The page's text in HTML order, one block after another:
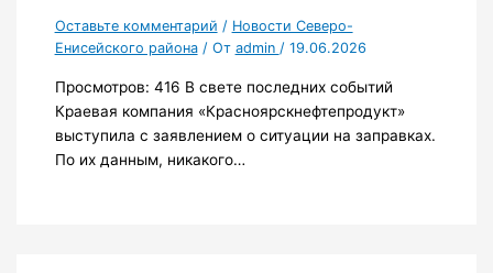
Оставьте комментарий / Новости Северо-
Енисейского района/ От admin / 19.06.2026
Просмотров: 416 В свете последних событий
Краевая компания «Красноярскнефтепродукт»
выступила с заявлением о ситуации на заправках.
По их данным, никакого…